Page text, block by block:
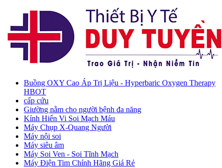
Buồng OXY Cao Áp Trị Liệu - Hyperbaric Oxygen Therapy
HBOT
cấp cứu
Giường nằm cho người bệnh đa năng
Kính Hiển Vi Soi Mạch Máu
Máy Chụp X-Quang Người
Máy nội soi
Máy siêu âm
Máy Soi Ven - Soi Tĩnh Mạch
Máy Điện Tim Chính Hãng Giá Rẻ